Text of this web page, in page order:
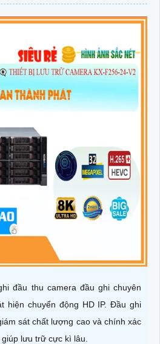
đầu thu camera đầu ghi chuyên
hiện chuyển động HD IP. Đầu ghi
sát chất lượng cao và chính xác
lưu trữ cực kì lâu.